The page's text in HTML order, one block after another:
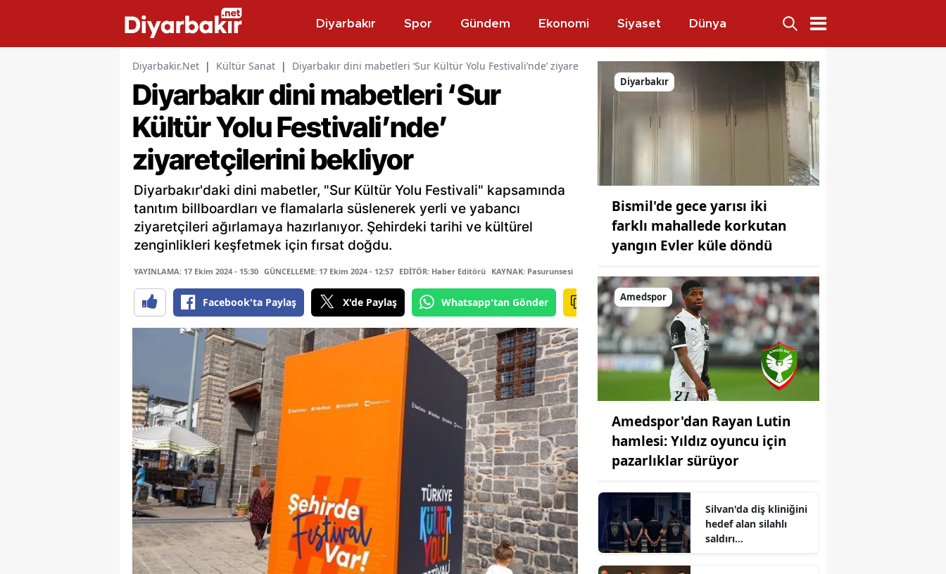
Diyarbakır Spor Gündem Ekonomi Siyaset Dünya
Diyarbakir.Net | Kültür Sanat | Diyarbakır dini mabetleri ‘Sur Kültür Yolu Festivali’nde’ ziyaretçilerini bekliyor
Diyarbakır dini mabetleri ‘Sur
Kültür Yolu Festivali’nde’
ziyaretçilerini bekliyor
Diyarbakır'daki dini mabetler, "Sur Kültür Yolu Festivali" kapsamında
tanıtım billboardları ve flamalarla süslenerek yerli ve yabancı
ziyaretçileri ağırlamaya hazırlanıyor. Şehirdeki tarihi ve kültürel
zenginlikleri keşfetmek için fırsat doğdu.
YAYINLAMA: 17 Ekim 2024 - 15:30 GÜNCELLEME: 17 Ekim 2024 - 12:57 EDİTÖR: Haber Editörü KAYNAK: Pasurunsesi
Facebook'ta Paylaş X'de Paylaş Whatsapp'tan Gönder
Diyarbakır
Bismil'de gece yarısı iki
farklı mahallede korkutan
yangın Evler küle döndü
Amedspor
Amedspor'dan Rayan Lutin
hamlesi: Yıldız oyuncu için
pazarlıklar sürüyor
Silvan'da diş kliniğini
hedef alan silahlı
saldırı